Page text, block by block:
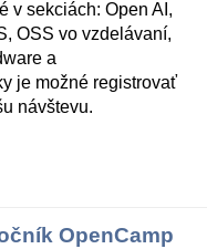
v sekciách: Open AI,
OSS vo vzdelávaní,
a
je možné registrovať
návštevu.
OpenCamp